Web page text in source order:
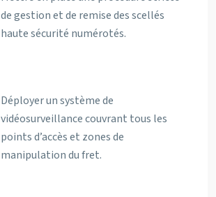
de gestion et de remise des scellés
haute sécurité numérotés.
Déployer un système de
vidéosurveillance couvrant tous les
points d’accès et zones de
manipulation du fret.